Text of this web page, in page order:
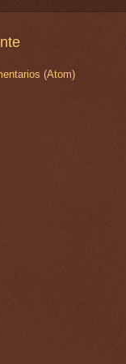
(Atom)